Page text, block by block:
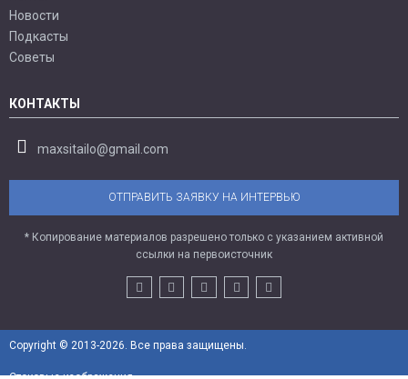
Новости
Подкасты
Советы
КОНТАКТЫ
maxsitailo@gmail.com
ОТПРАВИТЬ ЗАЯВКУ НА ИНТЕРВЬЮ
* Копирование материалов разрешено только с указанием активной
ссылки на первоисточник
Copyright © 2013-2026. Все права защищены.